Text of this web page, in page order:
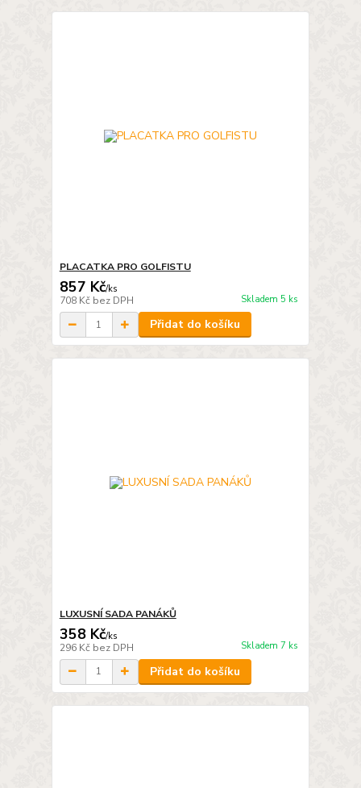
PLACATKA PRO GOLFISTU
857 Kč/ks
708 Kč bez DPH Skladem 5 ks
Přidat do košíku
LUXUSNÍ SADA PANÁKŮ
358 Kč/ks
296 Kč bez DPH Skladem 7 ks
Přidat do košíku